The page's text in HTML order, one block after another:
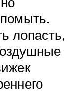
лопасть,